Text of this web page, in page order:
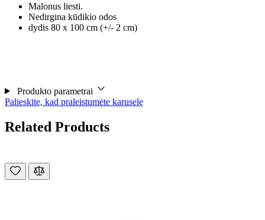
Malonus liesti.
Nedirgina kūdikio odos
dydis 80 x 100 cm (+/- 2 cm)
Produkto parametrai
Palieskite, kad praleistumėte karuselę
Related Products